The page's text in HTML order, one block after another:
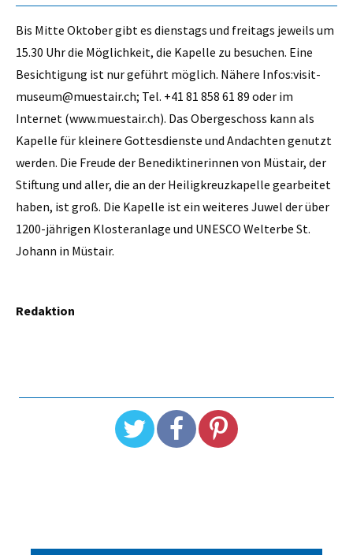
Bis Mitte Oktober gibt es dienstags und freitags jeweils um
15.30 Uhr die Möglichkeit, die Kapelle zu besuchen. Eine
Besichtigung ist nur geführt möglich. Nähere Infos:visit-
museum@muestair.ch; Tel. +41 81 858 61 89 oder im
Internet (www.muestair.ch). Das Obergeschoss kann als
Kapelle für kleinere Gottesdienste und Andachten genutzt
werden. Die Freude der Benediktinerinnen von Müstair, der
Stiftung und aller, die an der Heiligkreuzkapelle gearbeitet
haben, ist groß. Die Kapelle ist ein weiteres Juwel der über
1200-jährigen Klosteranlage und UNESCO Welterbe St.
Johann in Müstair.
Redaktion